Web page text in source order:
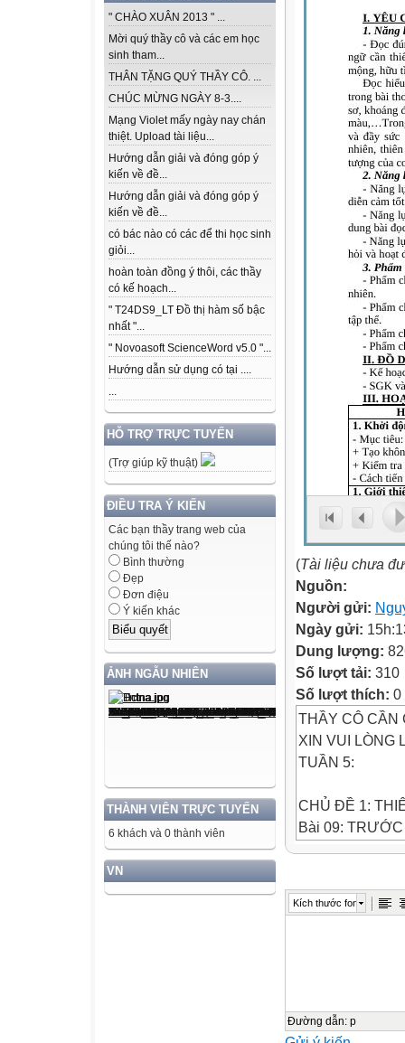
" CHÀO XUÂN 2013 " ...
Mời quý thầy cô và các em học
sinh tham...
THÂN TẶNG QUÝ THẦY CÔ. ...
CHÚC MỪNG NGÀY 8-3....
Mạng Violet mấy ngày nay chán
thiệt. Upload tài liệu...
Hướng dẫn giải và đóng góp ý
kiến về đề...
Hướng dẫn giải và đóng góp ý
kiến về đề...
có bác nào có các để thi học sinh
giỏi...
hoàn toàn đồng ý thôi, các thầy
có kế hoạch...
" T24DS9_LT Đồ thị hàm số bậc
nhất "...
" Novoasoft ScienceWord v5.0 "...
Hướng dẫn sử dụng có tại ....
...
HỖ TRỢ TRỰC TUYẾN
(Trợ giúp kỹ thuật)
ĐIỀU TRA Ý KIẾN
Các bạn thầy trang web của
chúng tôi thế nào?
Bình thường
Đẹp
Đơn điệu
Ý kiến khác
ẢNH NGẪU NHIÊN
THÀNH VIÊN TRỰC TUYẾN
6 khách và 0 thành viên
VN
(Tài liệu chưa
Nguồn:
Người gửi:
Ngày gửi:
Dung lượng:
Số lượt tải: 310
Số lượt thích: 0
THẦY CÔ CẦN
XIN VUI LÒNG
TUẦN 5:
CHỦ ĐỀ 1:
Bài 09:
1. Năng lực đặc
- Đọc đúng và
Đọc hiểu: Nhận
Kích thước font
Đường dẫn: p